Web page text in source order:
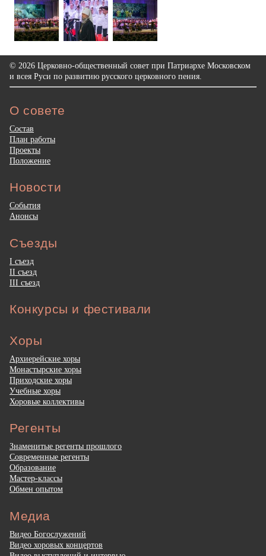
© 2026 Церковно-общественный совет при Патриархе Московском
и всея Руси по развитию русского церковного пения.
О совете
Состав
План работы
Проекты
Положение
Новости
События
Анонсы
Съезды
I съезд
II съезд
III съезд
Конкурсы и фестивали
Хоры
Архиерейские хоры
Монастырские хоры
Приходские хоры
Учебные хоры
Хоровые коллективы
Регенты
Знаменитые регенты прошлого
Современные регенты
Образование
Мастер-классы
Обмен опытом
Медиа
Видео Богослужений
Видео хоровых концертов